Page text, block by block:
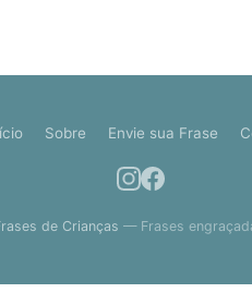
Sobre Envie sua Frase
de Crianças — Frases